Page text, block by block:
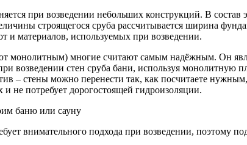
при возведении небольших конструкций. В
строящегося сруба рассчитывается ширина
и материалов, используемых при возведении.
монолитным) многие считают самым надёжным. Он
возведении стен сруба бани, используя монолитную
– стены можно перенести так, как посчитаете
не потребует дорогостоящей гидроизоляции.
внимательного подхода при возведении, поэтому